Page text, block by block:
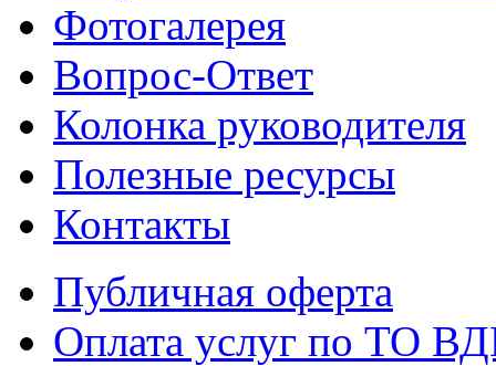
Фотогалерея
Вопрос-Ответ
Колонка руководителя
Полезные ресурсы
Контакты
Публичная оферта
Оплата услуг по ТО